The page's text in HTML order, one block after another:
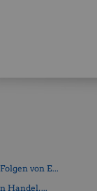
von E...
Handel, ...